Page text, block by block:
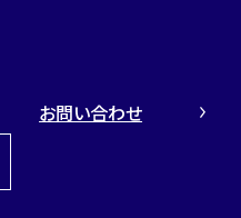
お問い合わせ